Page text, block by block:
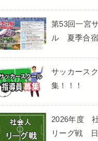
第53回一宮
ル 夏季合
サッカース
集！！！
2026年度
リーグ戦